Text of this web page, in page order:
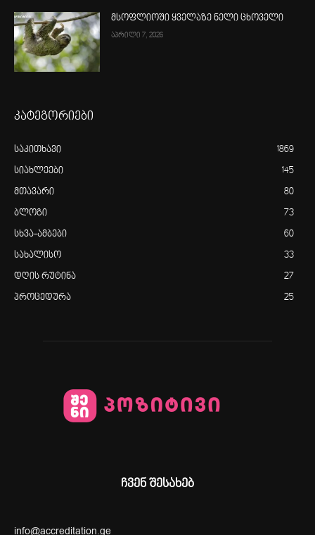
მსოფლიოში ყველაზე ნელი ცხოველი
აპრილი 7, 2026
კატეგორიები
საკითხავი 1869
სიახლეები 145
მთავარი 80
ბლოგი 73
სხვა-ამბები 60
სახალისო 33
დღის რუტინა 27
პროცედურა 25
ჩვენ შესახებ
info@accreditation.ge